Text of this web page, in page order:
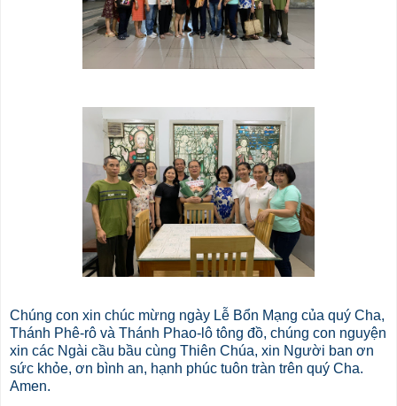
Chúng con xin chúc mừng ngày Lễ Bổn Mạng của quý Cha,
Thánh Phê-rô và Thánh Phao-lô tông đồ, chúng con nguyện
xin các Ngài cầu bầu cùng Thiên Chúa, xin Người ban ơn
sức khỏe, ơn bình an, hạnh phúc tuôn tràn trên quý Cha.
Amen.